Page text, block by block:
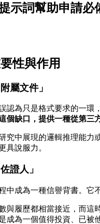
示詞幫助申請必
性與作用
屬文件」
認為只是格式要求的一
個缺口，提供一種從第三
究中展現的邏輯推理能
具說服力。
證人」
中成為一種信譽背書。它
與履歷都相當接近，而
為一個值得投資、已被